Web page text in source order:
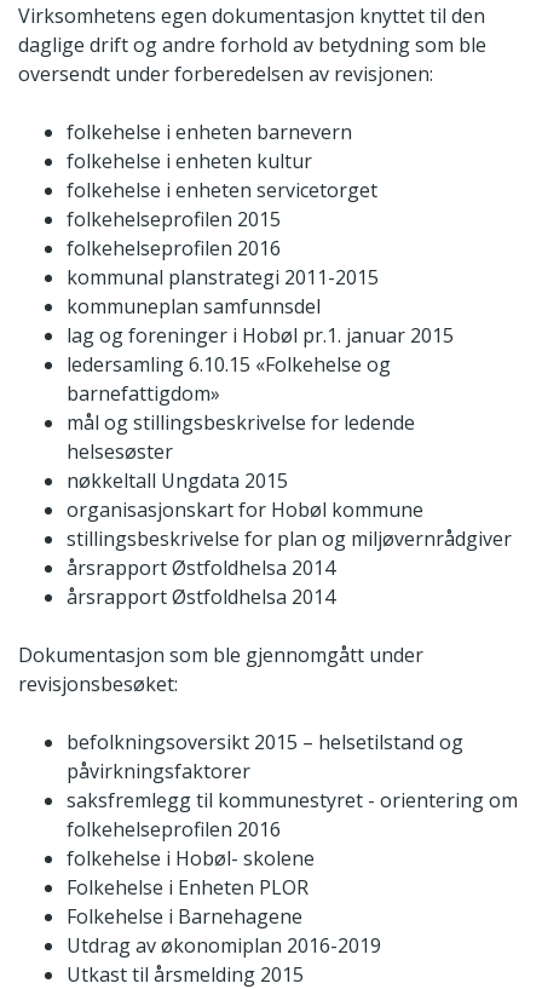
Virksomhetens egen dokumentasjon knyttet til den
daglige drift og andre forhold av betydning som ble
oversendt under forberedelsen av revisjonen:
folkehelse i enheten barnevern
folkehelse i enheten kultur
folkehelse i enheten servicetorget
folkehelseprofilen 2015
folkehelseprofilen 2016
kommunal planstrategi 2011-2015
kommuneplan samfunnsdel
lag og foreninger i Hobøl pr.1. januar 2015
ledersamling 6.10.15 «Folkehelse og
barnefattigdom»
mål og stillingsbeskrivelse for ledende
helsesøster
nøkkeltall Ungdata 2015
organisasjonskart for Hobøl kommune
stillingsbeskrivelse for plan og miljøvernrådgiver
årsrapport Østfoldhelsa 2014
årsrapport Østfoldhelsa 2014
Dokumentasjon som ble gjennomgått under
revisjonsbesøket:
befolkningsoversikt 2015 – helsetilstand og
påvirkningsfaktorer
saksfremlegg til kommunestyret - orientering om
folkehelseprofilen 2016
folkehelse i Hobøl- skolene
Folkehelse i Enheten PLOR
Folkehelse i Barnehagene
Utdrag av økonomiplan 2016-2019
Utkast til årsmelding 2015